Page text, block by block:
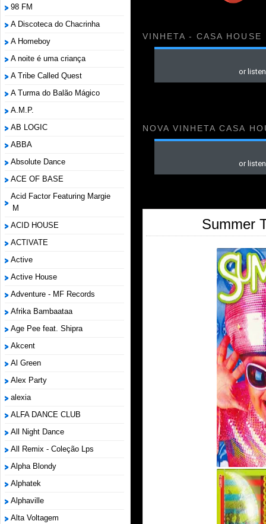
98 FM
A Discoteca do Chacrinha
A Homeboy
A noite é uma criança
A Tribe Called Quest
A Turma do Balão Mágico
A.M.P.
AB LOGIC
ABBA
Absolute Dance
ACE OF BASE
Acid Factor Featuring Margie
M
ACID HOUSE
ACTIVATE
Active
Active House
Adventure - MF Records
Afrika Bambaataa
Age Pee feat. Shipra
Akcent
Al Green
Alex Party
alexia
ALFA DANCE CLUB
All Night Dance
All Remix - Coleção Lps
Alpha Blondy
Alphatek
Alphaville
Alta Voltagem
VINHETA - CASA HOUSE
NOVA VINHETA CASA
Summer